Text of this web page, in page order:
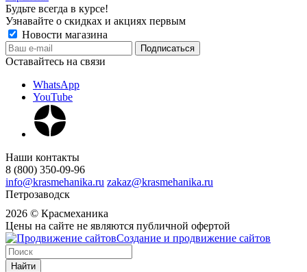
Будьте всегда в курсе!
Узнавайте о скидках и акциях первым
Новости магазина
Оставайтесь на связи
WhatsApp
YouTube
Наши контакты
8 (800) 350-09-96
info@krasmehanika.ru zakaz@krasmehanika.ru
Петрозаводск
2026 © Красмеханика
Цены на сайте не являются публичной офертой
Создание и продвижение сайтов
Найти